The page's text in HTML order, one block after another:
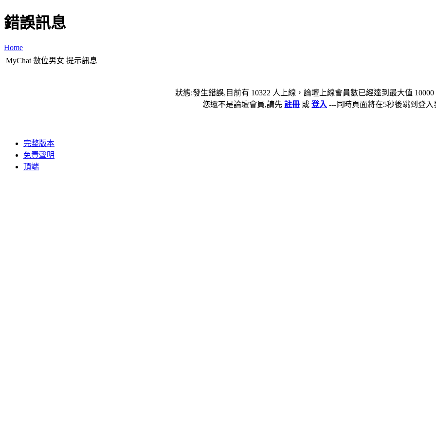
錯誤訊息
Home
MyChat 數位男女 提示訊息
狀態:發生錯誤,目前有 10322 人上線，論壇上線會員數已經達到最大值
您還不是論壇會員,請先 註冊 或 登入 ---同時頁面將在5秒後跳到登入
完整版本
免責聲明
頂端